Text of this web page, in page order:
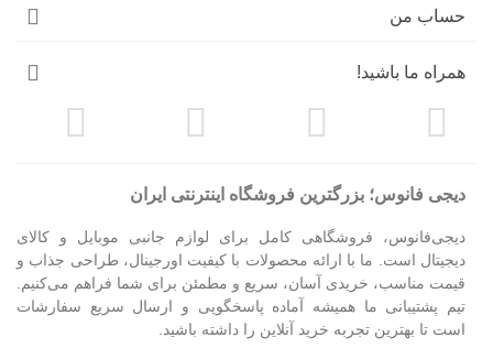
حساب من
همراه ما باشید!
دیجی فانوس؛ بزرگترین فروشگاه اینترنتی ایران
دیجی‌فانوس، فروشگاهی کامل برای لوازم جانبی موبایل و کالای
دیجیتال است. ما با ارائه محصولات با کیفیت اورجینال، طراحی جذاب و
قیمت مناسب، خریدی آسان، سریع و مطمئن برای شما فراهم می‌کنیم.
تیم پشتیبانی ما همیشه آماده پاسخگویی و ارسال سریع سفارشات
است تا بهترین تجربه خرید آنلاین را داشته باشید.